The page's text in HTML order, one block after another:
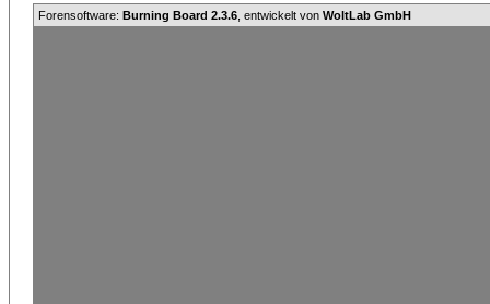
Forensoftware: Burning Board 2.3.6 , entwickelt von WoltLab GmbH